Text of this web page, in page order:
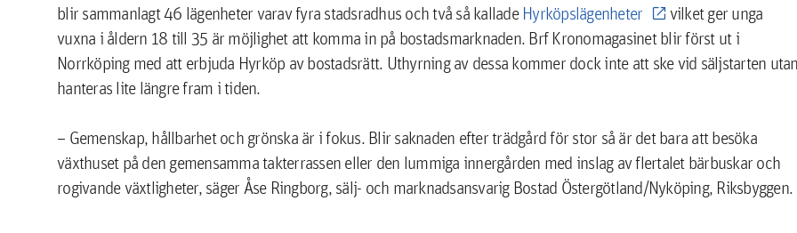
blir sammanlagt 46 lägenheter varav fyra stadsradhus och två så kallade Hyrköpslägenheter
vilket ger unga
vuxna i åldern 18 till 35 är möjlighet att komma in på bostadsmarknaden. Brf Kronomagasinet blir först ut i
Norrköping med att erbjuda Hyrköp av bostadsrätt. Uthyrning av dessa kommer dock inte att ske vid säljstarten
hanteras lite längre fram i tiden.
– Gemenskap, hållbarhet och grönska är i fokus. Blir saknaden efter trädgård för stor så är det bara att besöka
växthuset på den gemensamma takterrassen eller den lummiga innergården med inslag av flertalet bärbuskar och
rogivande växtligheter, säger Åse Ringborg, sälj- och marknadsansvarig Bostad Östergötland/Nyköping, Riksbyggen.